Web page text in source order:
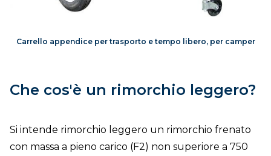
Carrello appendice per trasporto e tempo libero, per camper
Che cos'è un rimorchio leggero?
Si intende rimorchio leggero un rimorchio frenato
con massa a pieno carico (F2) non superiore a 750